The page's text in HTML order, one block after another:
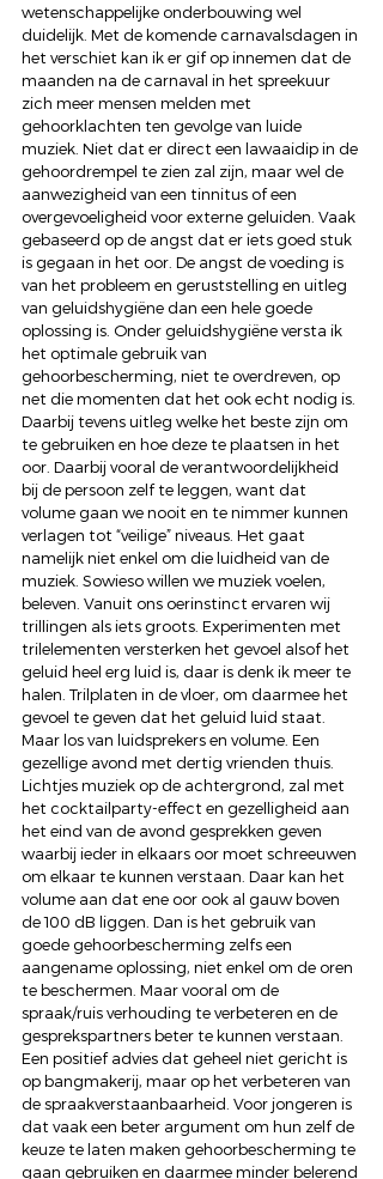
wetenschappelijke onderbouwing wel
duidelijk. Met de komende carnavalsdagen in
het verschiet kan ik er gif op innemen dat de
maanden na de carnaval in het spreekuur
zich meer mensen melden met
gehoorklachten ten gevolge van luide
muziek. Niet dat er direct een lawaaidip in de
gehoordrempel te zien zal zijn, maar wel de
aanwezigheid van een tinnitus of een
overgevoeligheid voor externe geluiden. Vaak
gebaseerd op de angst dat er iets goed stuk
is gegaan in het oor. De angst de voeding is
van het probleem en geruststelling en uitleg
van geluidshygiëne dan een hele goede
oplossing is. Onder geluidshygiëne versta ik
het optimale gebruik van
gehoorbescherming, niet te overdreven, op
net die momenten dat het ook echt nodig is.
Daarbij tevens uitleg welke het beste zijn om
te gebruiken en hoe deze te plaatsen in het
oor. Daarbij vooral de verantwoordelijkheid
bij de persoon zelf te leggen, want dat
volume gaan we nooit en te nimmer kunnen
verlagen tot “veilige” niveaus. Het gaat
namelijk niet enkel om die luidheid van de
muziek. Sowieso willen we muziek voelen,
beleven. Vanuit ons oerinstinct ervaren wij
trillingen als iets groots. Experimenten met
trilelementen versterken het gevoel alsof het
geluid heel erg luid is, daar is denk ik meer te
halen. Trilplaten in de vloer, om daarmee het
gevoel te geven dat het geluid luid staat.
Maar los van luidsprekers en volume. Een
gezellige avond met dertig vrienden thuis.
Lichtjes muziek op de achtergrond, zal met
het cocktailparty-effect en gezelligheid aan
het eind van de avond gesprekken geven
waarbij ieder in elkaars oor moet schreeuwen
om elkaar te kunnen verstaan. Daar kan het
volume aan dat ene oor ook al gauw boven
de 100 dB liggen. Dan is het gebruik van
goede gehoorbescherming zelfs een
aangename oplossing, niet enkel om de oren
te beschermen. Maar vooral om de
spraak/ruis verhouding te verbeteren en de
gesprekspartners beter te kunnen verstaan.
Een positief advies dat geheel niet gericht is
op bangmakerij, maar op het verbeteren van
de spraakverstaanbaarheid. Voor jongeren is
dat vaak een beter argument om hun zelf de
keuze te laten maken gehoorbescherming te
gaan gebruiken en daarmee minder belerend